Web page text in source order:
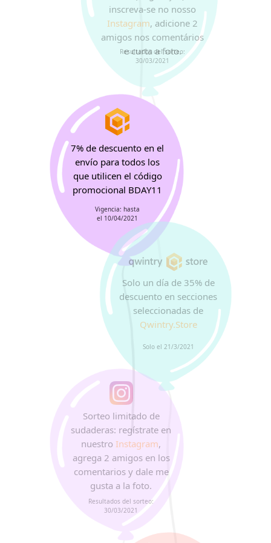
inscreva-se no nosso
Instagram, adicione 2
amigos nos comentários
e curta a foto.
Resultados del sorteo:
30/03/2021
7% de descuento en el
envío para todos los
que utilicen el código
promocional BDAY11
Vigencia: hasta
el 10/04/2021
Solo un día de 35% de
descuento en secciones
seleccionadas de
Qwintry.Store
Solo el 21/3/2021
Resultados del sorteo:
30/03/2021
Sorteo limitado de
sudaderas: regístrate en
nuestro Instagram,
agrega 2 amigos en los
comentarios y dale me
gusta a la foto.